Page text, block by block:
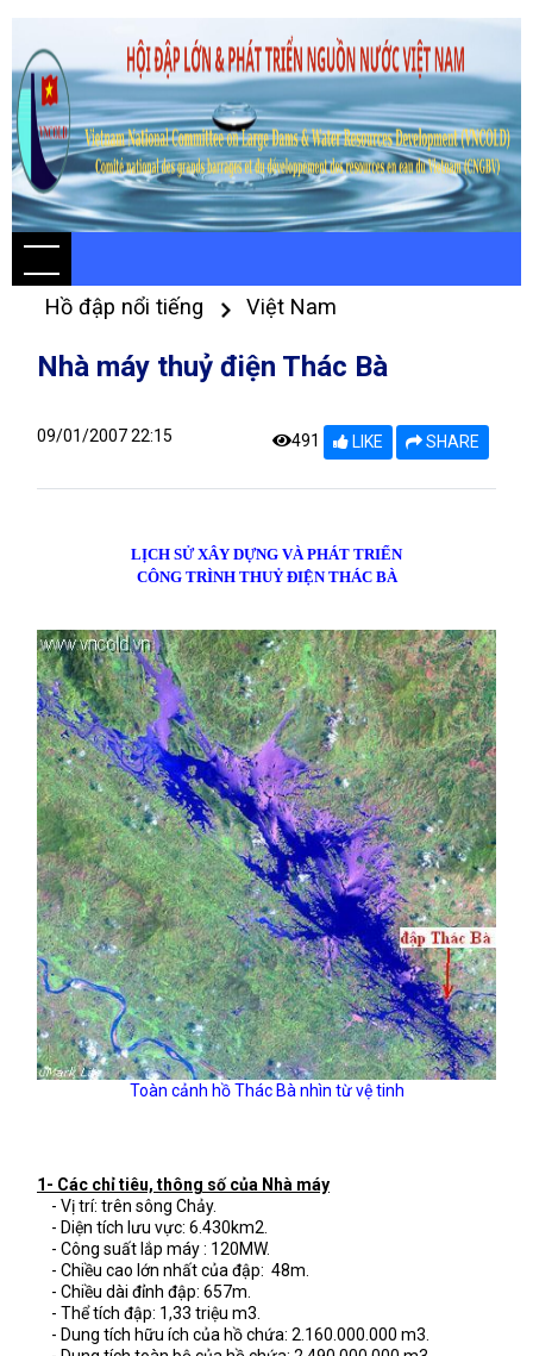
Hồ đập nổi tiếng Việt Nam
Nhà máy thuỷ điện Thác Bà
09/01/2007 22:15 491 LIKE SHARE
LỊCH SỬ XÂY DỰNG VÀ PHÁT TRIỂN
CÔNG TRÌNH THUỶ ĐIỆN THÁC BÀ
Toàn cảnh hồ Thác Bà nhìn từ vệ tinh
1- Các chỉ tiêu, thông số của Nhà máy
- Vị trí: trên sông Chảy.
- Diện tích lưu vực: 6.430km2.
- Công suất lắp máy : 120MW.
- Chiều cao lớn nhất của đập: 48m.
- Chiều dài đỉnh đập: 657m.
- Thể tích đập: 1,33 triệu m3.
- Dung tích hữu ích của hồ chứa: 2.160.000.000 m3.